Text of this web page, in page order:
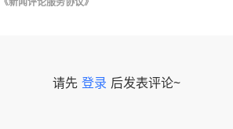
请先 登录 后发表评论~